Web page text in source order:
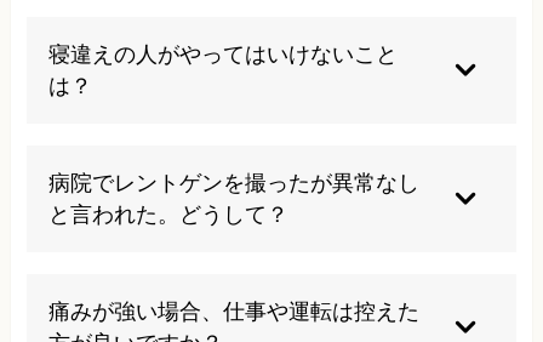
しても改善しない場合や、しびれなどが続く場合
には早めの受診をおすすめします。
寝違えの人がやってはいけないこと
は？
りせず、安静を心がけてください。
病院でレントゲンを撮ったが異常なし
と言われた。どうして？
損傷は映らないことが多いためです。
痛みが強い場合、仕事や運転は控えた